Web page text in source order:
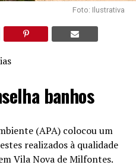
Foto: Ilustrativa
banhos
(APA) colocou um
realizados à qualidade
Vila Nova de Milfontes.